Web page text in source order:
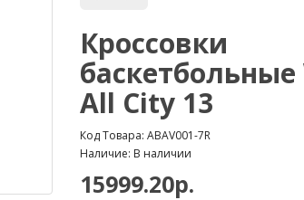
Кроссовки
баскетбольные
All City 13
Код Товара: ABAV001-7R
Наличие: В наличии
15999.20р.